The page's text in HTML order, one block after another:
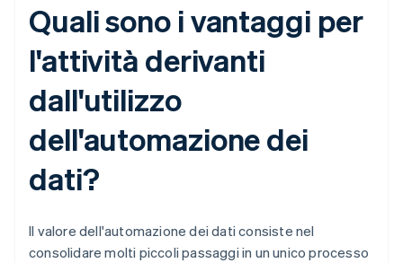
Quali sono i vantaggi per
l'attività derivanti
dall'utilizzo
dell'automazione dei
dati?
Il valore dell'automazione dei dati consiste nel
consolidare molti piccoli passaggi in un unico processo